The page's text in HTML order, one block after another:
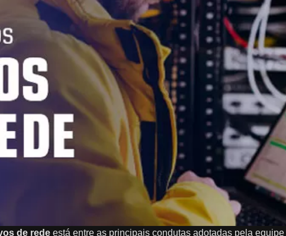
de rede está entre as principais condutas adotadas pela